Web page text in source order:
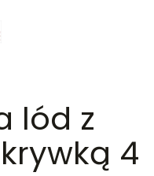
lód z
4